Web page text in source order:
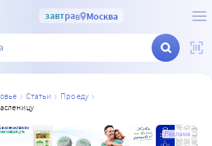
завтрав Москва
статьи
про еду
Реклама